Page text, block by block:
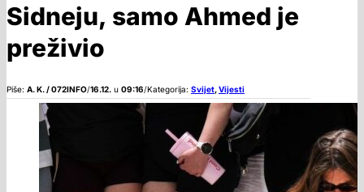
Sidneju, samo Ahmed je
preživio
Piše: A. K. / 072INFO/16.12. u 09:16/Kategorija: Svijet,Vijesti